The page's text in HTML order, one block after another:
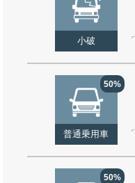
小破
50%
普通乗用車
50%